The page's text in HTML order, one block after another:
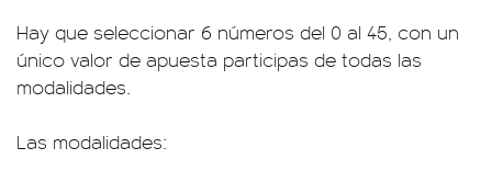
Hay que seleccionar 6 números del 0 al 45, con un
único valor de apuesta participas de todas las
modalidades.
Las modalidades: